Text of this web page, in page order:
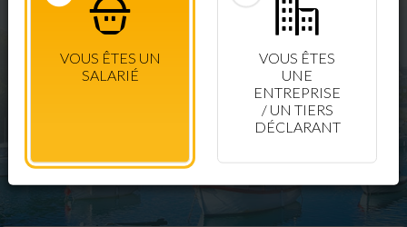
CONSULTEZ VOS DROITS EN TEMPS RÉEL
CONNEXION SALARIÉ + D'INFOS
VOUS ÊTES UN
SALARIÉ
VOUS ÊTES
UNE
ENTREPRISE
/ UN TIERS
DÉCLARANT